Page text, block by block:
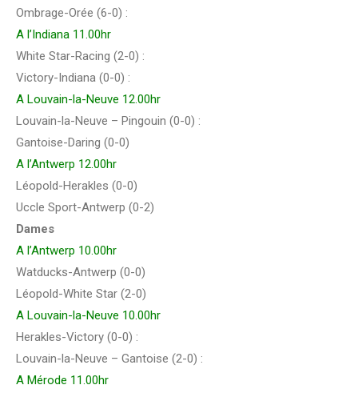
Ombrage-Orée (6-0) :
A l’Indiana 11.00hr
White Star-Racing (2-0) :
Victory-Indiana (0-0) :
A Louvain-la-Neuve 12.00hr
Louvain-la-Neuve – Pingouin (0-0) :
Gantoise-Daring (0-0)
A l’Antwerp 12.00hr
Léopold-Herakles (0-0)
Uccle Sport-Antwerp (0-2)
Dames
A l’Antwerp 10.00hr
Watducks-Antwerp (0-0)
Léopold-White Star (2-0)
A Louvain-la-Neuve 10.00hr
Herakles-Victory (0-0) :
Louvain-la-Neuve – Gantoise (2-0) :
A Mérode 11.00hr